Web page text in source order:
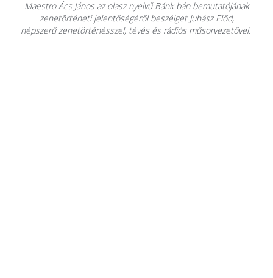
Maestro Ács János az olasz nyelvű Bánk bán bemutatójának
zenetörténeti jelentőségéről beszélget Juhász Előd,
népszerű zenetörténésszel, tévés és rádiós műsorvezetővel.